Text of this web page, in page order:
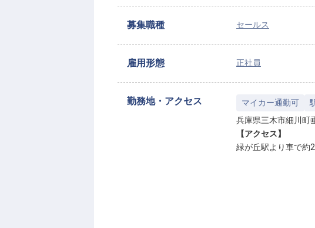
募集職種 セールス
雇用形態 正社員
勤務地・アクセス マイカー通勤可
兵庫県三木市細川町
【アクセス】
緑が丘駅より車で約